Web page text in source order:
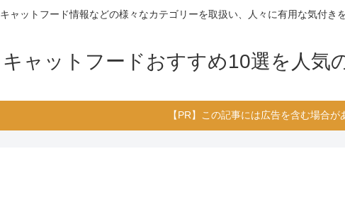
キャットフード情報などの様々なカテゴリーを取扱い、人々に有用な気付き
キャットフードおすすめ10選を人気
【PR】この記事には広告を含む場合が